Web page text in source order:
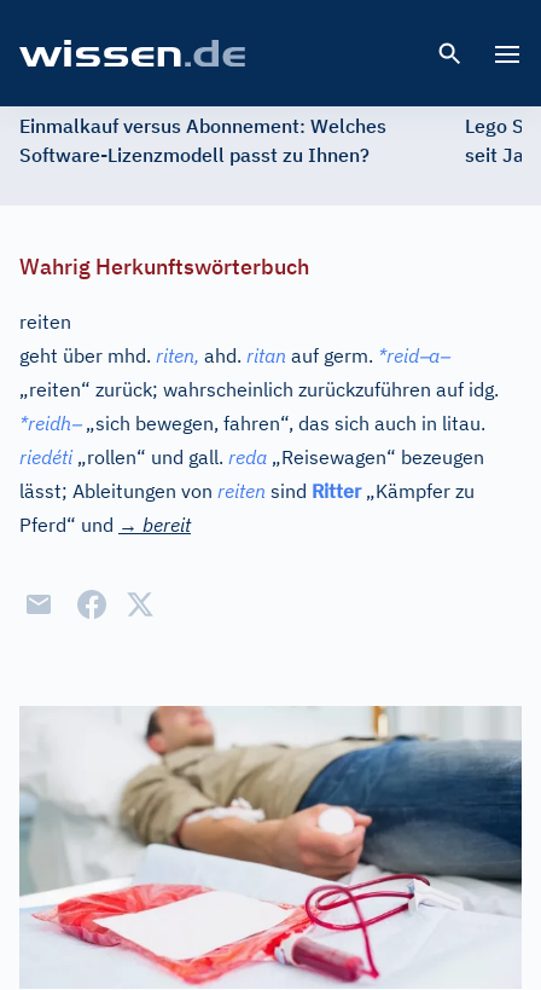
Einmalkauf versus Abonnement: Welches
Software-Lizenzmodell passt zu Ihnen?
Lego
seit
Wahrig Herkunftswörterbuch
reiten
geht über mhd. riten, ahd. ritan auf germ. *reid–a–
„reiten“ zurück; wahrscheinlich zurückzuführen auf idg.
*reidh–„sich bewegen, fahren“, das sich auch in litau.
riedéti„rollen“ und gall. reda „Reisewagen“ bezeugen
lässt; Ableitungen von reiten sind Ritter„Kämpfer zu
Pferd“ und → bereit